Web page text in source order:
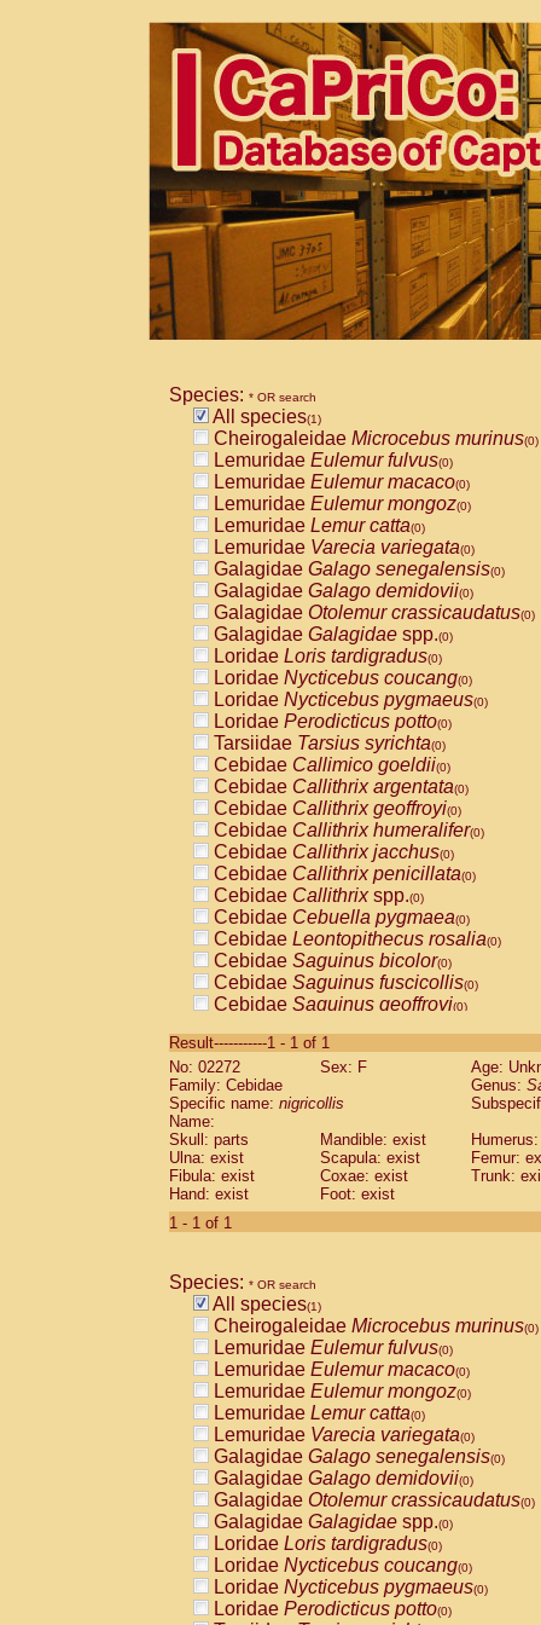
Species: * OR search
All species(1)
Cheirogaleidae Microcebus murinus(0)
Lemuridae Eulemur fulvus(0)
Lemuridae Eulemur macaco(0)
Lemuridae Eulemur mongoz(0)
Lemuridae Lemur catta(0)
Lemuridae Varecia variegata(0)
Galagidae Galago senegalensis(0)
Galagidae Galago demidovii(0)
Galagidae Otolemur crassicaudatus(0)
Galagidae Galagidae spp.(0)
Loridae Loris tardigradus(0)
Loridae Nycticebus coucang(0)
Loridae Nycticebus pygmaeus(0)
Loridae Perodicticus potto(0)
Tarsiidae Tarsius syrichta(0)
Cebidae Callimico goeldii(0)
Cebidae Callithrix argentata(0)
Cebidae Callithrix geoffroyi(0)
Cebidae Callithrix humeralifer(0)
Cebidae Callithrix jacchus(0)
Cebidae Callithrix penicillata(0)
Cebidae Callithrixspp.(0)
Cebidae Cebuella pygmaea(0)
Cebidae Leontopithecus rosalia(0)
Cebidae Saguinus bicolor(0)
Cebidae Saguinus fuscicollis(0)
Cebidae Saguinus geoffroyi(0)
CebidaeSaguinus labiatus(0)
Cebidae Saguinus leucopus (0)
Cebidae
CebidaeSaguinus mystax
Cebidae Saguinus nigricollis (1)
Cebidae Saguinus oedipus
Cebidae Saguinus weddelli
Cebidae Saguinusspp.
Cebidae
CebidaeCebus capucinus
CebidaeCebus nigrivittatus
CebidaeCebus spp.(0)
CebidaeSaimiri boliviensis(0)
CebidaeSaimiri sciureus(0)
AtelidaeAlouatta caraya(0)
AtelidaeAlouatta fusca(0)
AtelidaeAlouatta seniculus(0)
AtelidaeAlouattaspp.(0)
AtelidaeAteles belzebuth(0)
AtelidaeAteles geoffroyi(0)
AtelidaeAteles paniscus(0)
AtelidaeAtelesspp.(0)
AtelidaeLagothrix lagothricha(0)
AtelidaeLagothrix lagothricha cana
PitheciidaeCacajao calvus
Result-----------1 - 1 of 1
No: 02272
Sex: F
Age:
Family: Cebidae
Genus:
Specific name: nigricollis
Name:
Skull: parts
Mandible: exist
Ulna: exist
Scapula: exist
Femur:
Fibula: exist
Coxae: exist
Trunk:
Hand: exist
Foot: exist
1 - 1 of 1
Species: * OR search
All species(1)
Cheirogaleidae Microcebus murinus(0)
Lemuridae Eulemur fulvus(0)
Lemuridae Eulemur macaco(0)
Lemuridae Eulemur mongoz(0)
Lemuridae Lemur catta(0)
Lemuridae Varecia variegata(0)
Galagidae Galago senegalensis(0)
Galagidae Galago demidovii(0)
Galagidae Otolemur crassicaudatus(0)
Galagidae Galagidae spp.(0)
Loridae Loris tardigradus(0)
Loridae Nycticebus coucang(0)
Loridae Nycticebus pygmaeus(0)
Loridae Perodicticus potto(0)